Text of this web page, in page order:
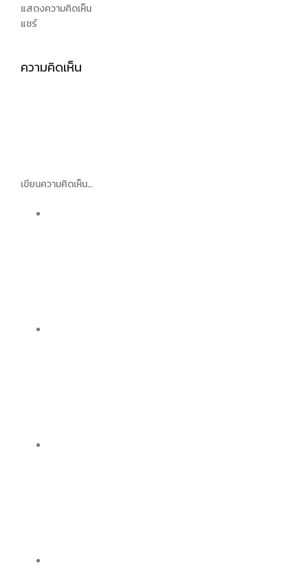
แสดงความคิดเห็น
แชร์
ความคิดเห็น
เขียนความคิดเห็น…